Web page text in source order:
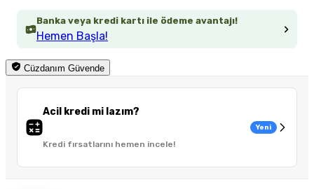
Banka veya kredi kartı ile ödeme avantajı!
Hemen Başla!
Cüzdanım Güvende
Acil kredi mi lazım?
Kredi fırsatlarını hemen incele!
Yeni